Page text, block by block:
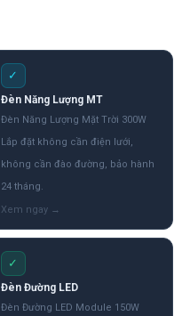
✓
Đèn Năng Lượng MT
Đèn Năng Lượng Mặt Trời 300W
Lắp đặt không cần điện lưới,
không cần đào đường, bảo hành
24 tháng.
✓
Đèn Đường LED
Đèn Đường LED Module 150W